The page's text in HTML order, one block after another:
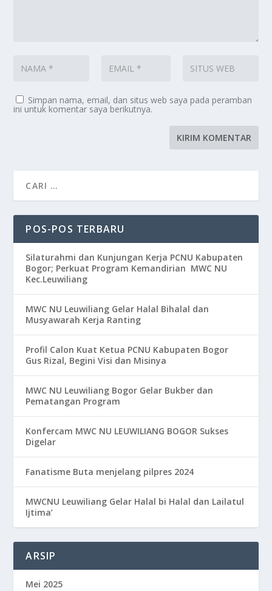
Simpan nama, email, dan situs web saya pada peramban
ini untuk komentar saya berikutnya.
POS-POS TERBARU
Silaturahmi dan Kunjungan Kerja PCNU Kabupaten
Bogor; Perkuat Program Kemandirian MWC NU
Kec.Leuwiliang
MWC NU Leuwiliang Gelar Halal Bihalal dan
Musyawarah Kerja Ranting
Profil Calon Kuat Ketua PCNU Kabupaten Bogor
Gus Rizal, Begini Visi dan Misinya
MWC NU Leuwiliang Bogor Gelar Bukber dan
Pematangan Program
Konfercam MWC NU LEUWILIANG BOGOR Sukses
Digelar
Fanatisme Buta menjelang pilpres 2024
MWCNU Leuwiliang Gelar Halal bi Halal dan Lailatul
Ijtima’
ARSIP
Mei 2025